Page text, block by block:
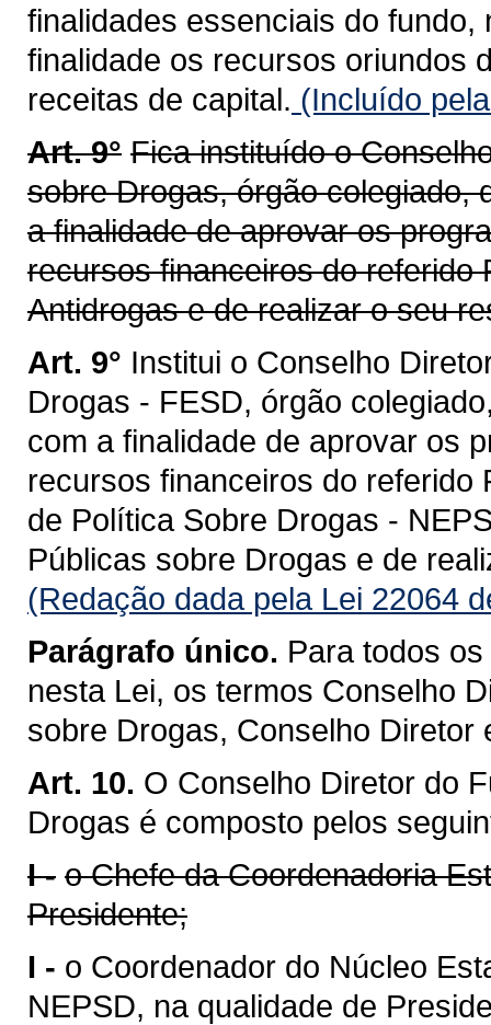
finalidades essenciais do
finalidade os recursos oriundos
receitas de capital. (Incluído
Art. 9° Fica instituído o
sobre Drogas, órgão colegiado,
a finalidade de aprovar os
recursos financeiros do referido
Antidrogas e de realizar o seu
Art. 9° Institui o Conselho
Drogas - FESD, órgão
com a finalidade de aprovar os
recursos financeiros do referido
de Política Sobre Drogas -
Públicas sobre Drogas e de
(Redação dada pela Lei 22064
Parágrafo único. Para todos
nesta Lei, os termos Conselho
sobre Drogas, Conselho Diretor
Art. 10. O Conselho Diretor do
Drogas é composto pelos
I - o Chefe da Coordenadoria
Presidente;
I - o Coordenador do Núcleo
NEPSD, na qualidade de